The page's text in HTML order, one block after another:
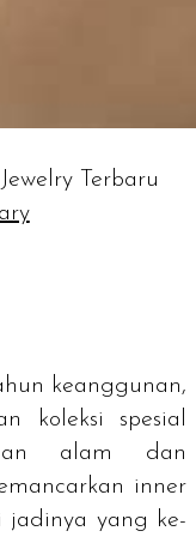
Terbaru
keanggunan,
koleksi spesial
alam dan
inner
jadinya yang ke-